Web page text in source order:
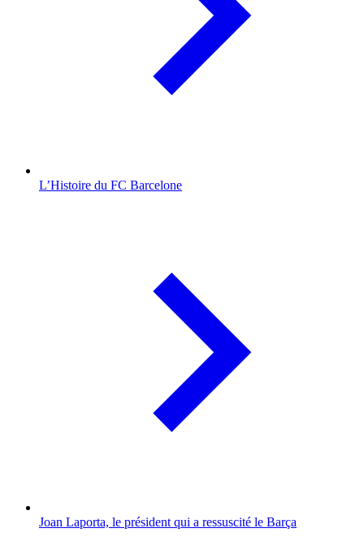
L’Histoire du FC Barcelone
Joan Laporta, le président qui a ressuscité le Barça